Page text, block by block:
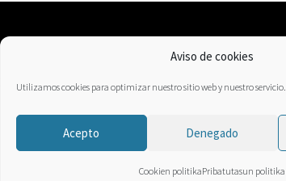
Aviso de cookies
Utilizamos cookies para optimizar nuestro sitio web y nuestro servicio.
Acepto Denegado
Cookien politikaPribatutasun politika